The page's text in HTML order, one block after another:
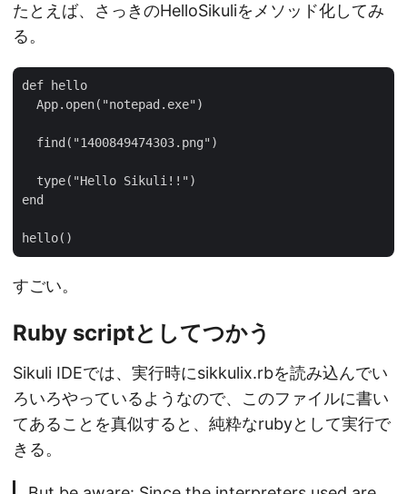
たとえば、さっきのHelloSikuliをメソッド化してみ
る。
def hello
  App.open("notepad.exe")
  find("1400849474303.png")
  type("Hello Sikuli!!")
end
すごい。
Ruby scriptとしてつかう
Sikuli IDEでは、実行時にsikkulix.rbを読み込んでい
ろいろやっているようなので、このファイルに書い
てあることを真似すると、純粋なrubyとして実行で
きる。